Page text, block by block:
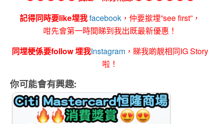
記得同時要like埋我facebook ，仲要撳埋”see first”，
咁先會第一時間睇到我出既最新優惠！
同埋梗係要follow 埋我Instagram ，睇我啲靚相同IG Story
啦！
你可能會有興趣: